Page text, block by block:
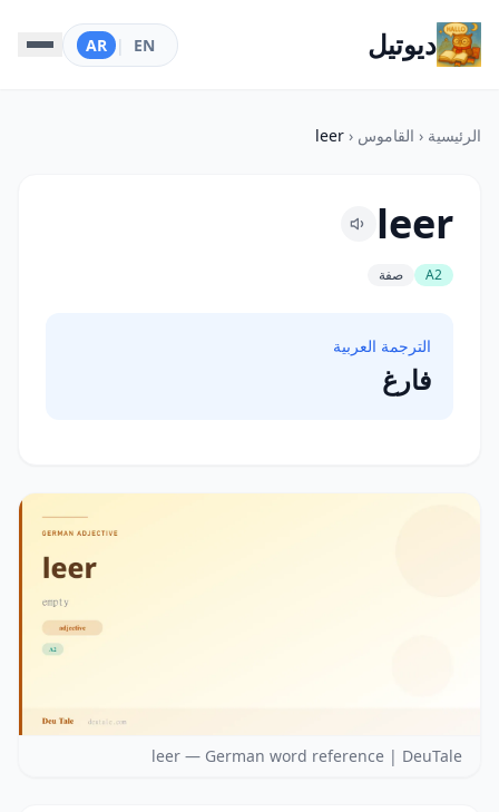
ديوتيل EN
|
AR
الرئيسية ‹ القاموس ‹
leer
leer
A2 صفة
الترجمة العربية
فارغ
leer — German word reference | DeuTale